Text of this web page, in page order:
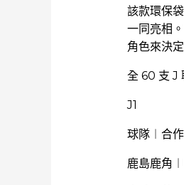
該款環保
一同亮相
角色來決
全 60 支 J
J1
球隊︱合
鹿島鹿角